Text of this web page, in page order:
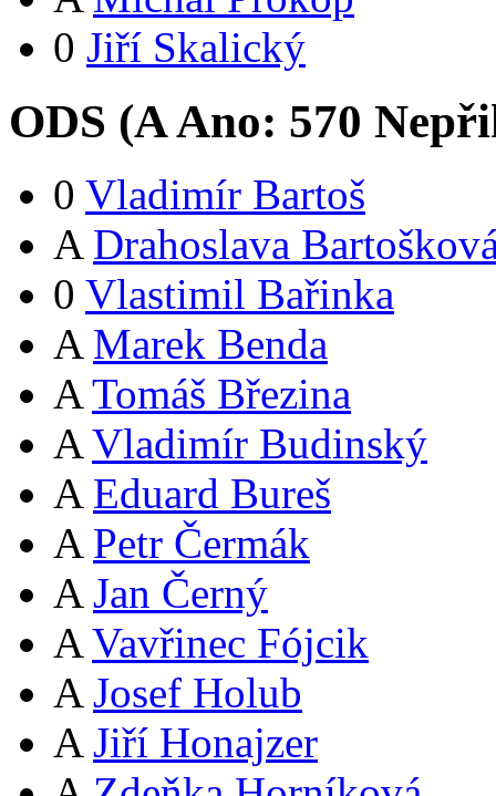
0 Jiří Skalický
ODS (AAno: 570
0 Vladimír Bartoš
A Drahoslava
0 Vlastimil Bařinka
A Marek Benda
A Tomáš Březina
A Vladimír Budinský
A Eduard Bureš
A Petr Čermák
A Jan Černý
A Vavřinec Fójcik
A Josef Holub
A Jiří Honajzer